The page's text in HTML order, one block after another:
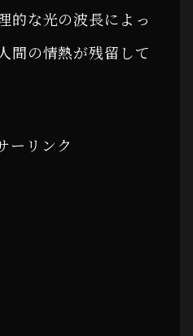
的な光の波長によっ
間の情熱が残留して
ーリンク